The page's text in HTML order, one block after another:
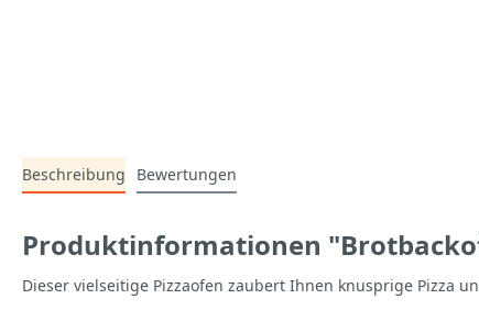
Beschreibung Bewertungen
Produktinformationen
Dieser vielseitige Pizzaofen zaubert Ihnen knusprige Pizza